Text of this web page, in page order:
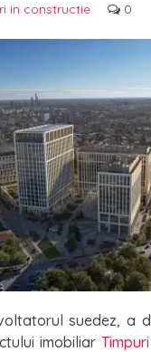
in constructie
0
suedez, a
imobiliar